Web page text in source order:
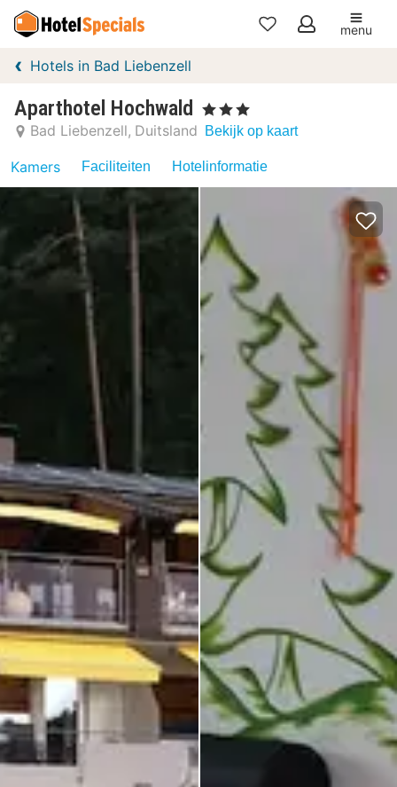
Mijn
menu
Hotels in Bad Liebenzell
Aparthotel Hochwald , 3 Sterren
Bad Liebenzell Duitsland Bekijk op kaart
Kamers Faciliteiten Hotelinformatie